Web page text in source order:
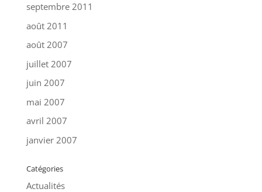
septembre 2011
août 2011
août 2007
juillet 2007
juin 2007
mai 2007
avril 2007
janvier 2007
Catégories
Actualités